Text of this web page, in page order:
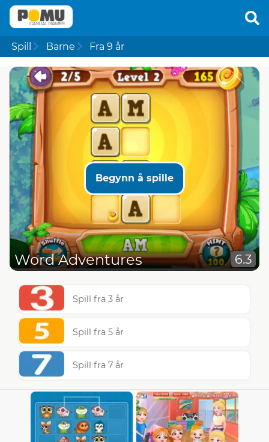
Spill Barne Fra 9 år
Begynn å spille
Word Adventures 6.3
Spill fra 3 år
Spill fra 5 år
Spill fra 7 år